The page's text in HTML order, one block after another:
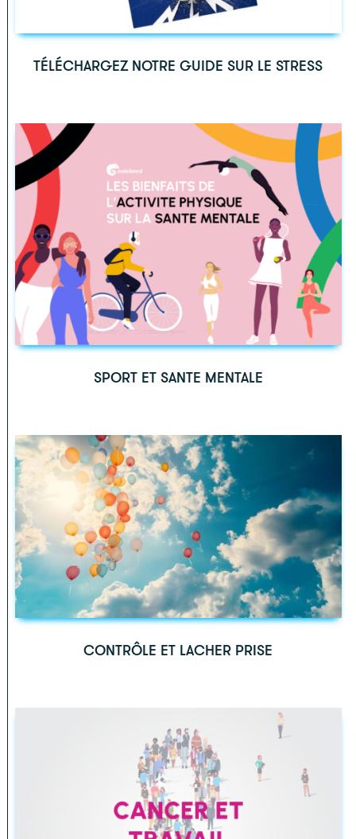
TÉLÉCHARGEZ NOTRE GUIDE SUR LE STRESS
SPORT ET SANTE MENTALE
CONTRÔLE ET LACHER PRISE